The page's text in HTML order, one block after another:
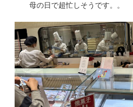
母の日で超忙しそうです。。